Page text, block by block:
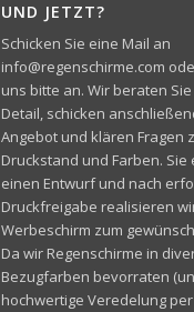
UND JETZT?
Schicken Sie eine Mail an
info@regenschirme.com
uns bitte an. Wir beraten
Detail, schicken
Angebot und klären Fragen
Druckstand und Farben. Sie
einen Entwurf und nach
Druckfreigabe realisieren
Werbeschirm zum
Da wir Regenschirme in
Bezugfarben bevorraten
hochwertige Veredelung